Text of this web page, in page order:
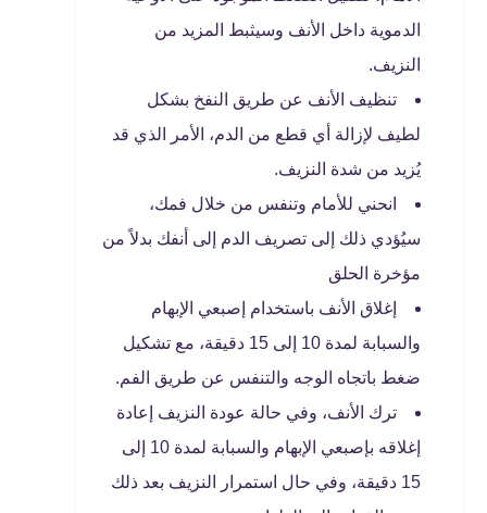
الدموية داخل الأنف وسيثبط المزيد من
النزيف.
تنظيف الأنف عن طريق النفخ بشكل
لطيف لإزالة أي قطع من الدم، الأمر الذي قد
يُزيد من شدة النزيف.
انحني للأمام وتنفس من خلال فمك،
سيُؤدي ذلك إلى تصريف الدم إلى أنفك بدلاً من
مؤخرة الحلق
إغلاق الأنف باستخدام إصبعي الإبهام
والسبابة لمدة 10 إلى 15 دقيقة، مع تشكيل
ضغط باتجاه الوجه والتنفس عن طريق الفم.
ترك الأنف، وفي حالة عودة النزيف إعادة
إغلاقه بإصبعي الإبهام والسبابة لمدة 10 إلى
15 دقيقة، وفي حال استمرار النزيف بعد ذلك